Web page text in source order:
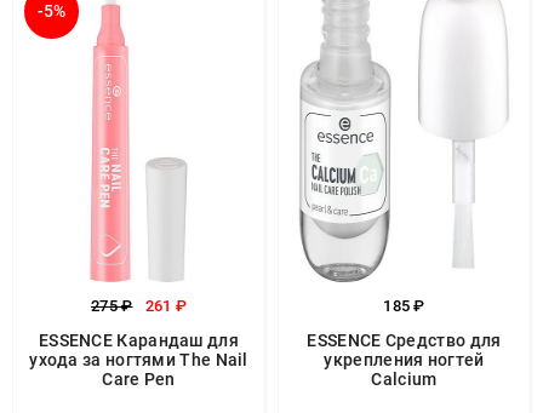
-5%
275 ₽ 261 ₽
ESSENCE Карандаш для
ухода за ногтями The Nail
Care Pen
185 ₽
ESSENCE Средство для
укрепления ногтей
Calcium